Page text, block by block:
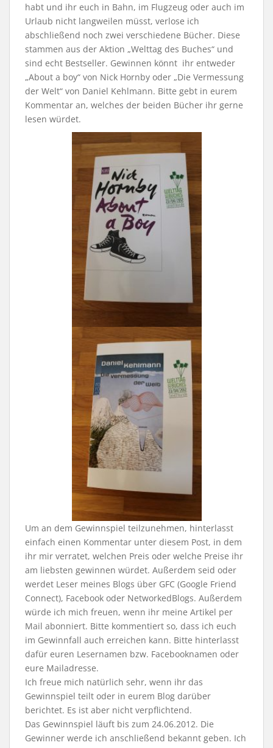
habt und ihr euch in Bahn, im Flugzeug oder auch im
Urlaub nicht langweilen müsst, verlose ich
abschließend noch zwei verschiedene Bücher. Diese
stammen aus der Aktion „Welttag des Buches“ und
sind echt Bestseller. Gewinnen könnt ihr entweder
„About a boy“ von Nick Hornby oder „Die Vermessung
der Welt“ von Daniel Kehlmann. Bitte gebt in eurem
Kommentar an, welches der beiden Bücher ihr gerne
lesen würdet.
Um an dem Gewinnspiel teilzunehmen, hinterlasst
einfach einen Kommentar unter diesem Post, in dem
ihr mir verratet, welchen Preis oder welche Preise ihr
am liebsten gewinnen würdet. Außerdem seid oder
werdet Leser meines Blogs über GFC (Google Friend
Connect), Facebook oder NetworkedBlogs. Außerdem
würde ich mich freuen, wenn ihr meine Artikel per
Mail abonniert. Bitte kommentiert so, dass ich euch
im Gewinnfall auch erreichen kann. Bitte hinterlasst
dafür euren Lesernamen bzw. Facebooknamen oder
eure Mailadresse.
Ich freue mich natürlich sehr, wenn ihr das
Gewinnspiel teilt oder in eurem Blog darüber
berichtet. Es ist aber nicht verpflichtend.
Das Gewinnspiel läuft bis zum 24.06.2012. Die
Gewinner werde ich anschließend bekannt geben. Ich